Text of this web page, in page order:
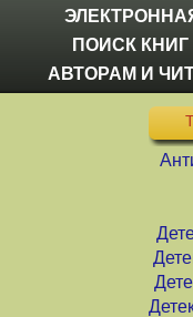
ПОИСК КНИГ
АВТОРАМ И